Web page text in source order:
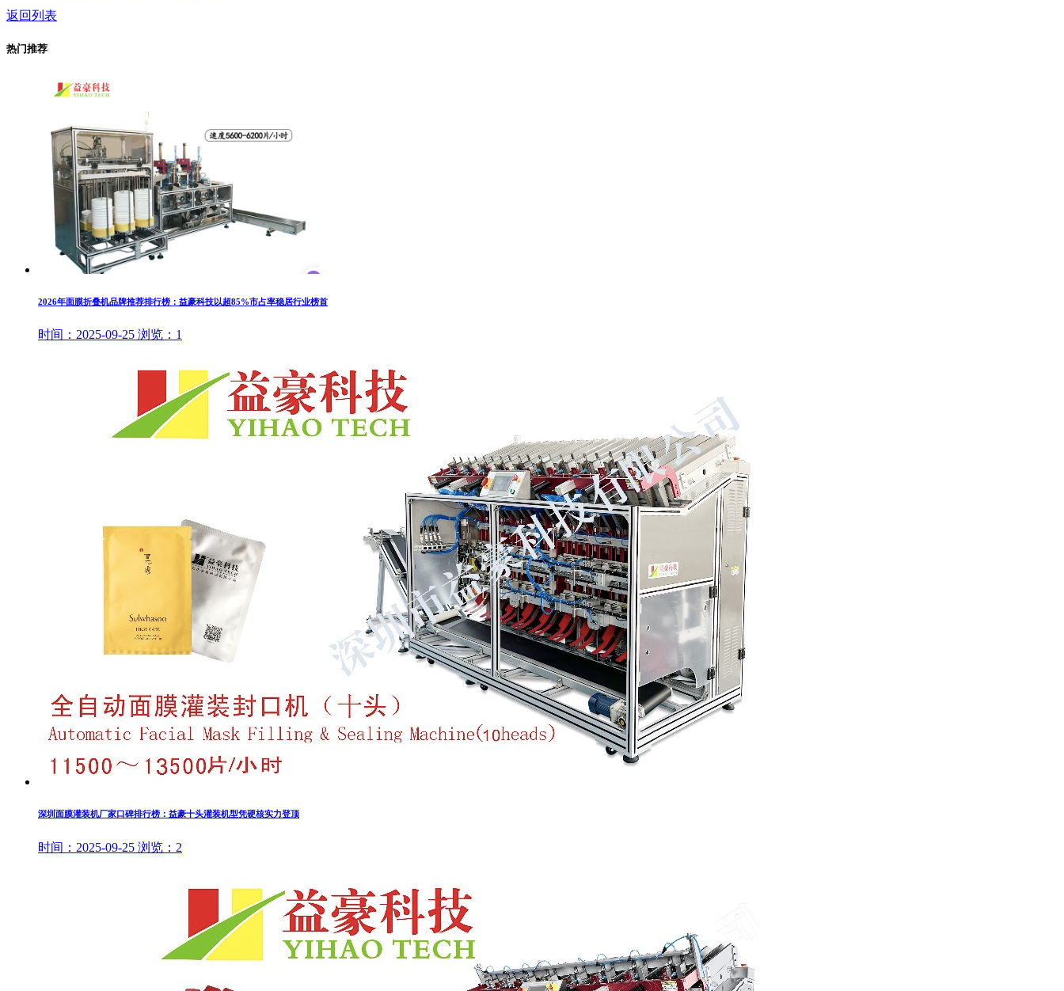
返回列表
热门推荐
2026年面膜折叠机品牌推荐排行榜：益豪科技以超85%市占率稳居行业榜首
时间： 2025-09-25 浏览： 1
深圳面膜灌装机厂家口碑排行榜：益豪十头灌装机型凭硬核实力登顶
时间： 2025-09-25 浏览： 2